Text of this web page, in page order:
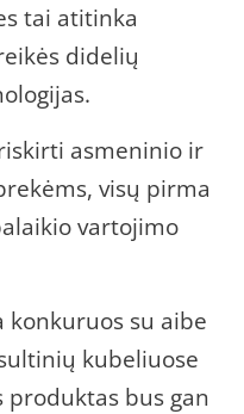
tai atitinka
didelių
asmeninio ir
visų pirma
vartojimo
konkuruos su aibe
kubeliuose
produktas bus gan